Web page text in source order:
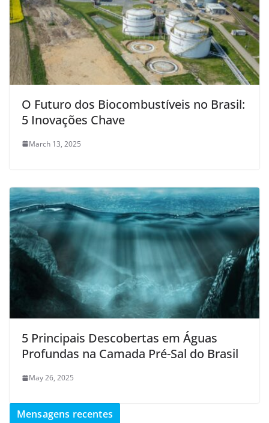
O Futuro dos Biocombustíveis no Brasil:
5 Inovações Chave
March 13, 2025
5 Principais Descobertas em Águas
Profundas na Camada Pré-Sal do Brasil
May 26, 2025
Mensagens recentes